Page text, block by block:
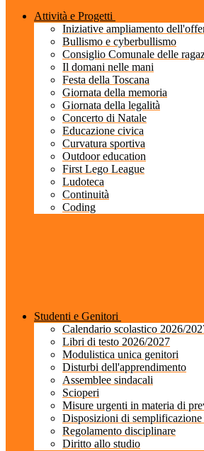
Attività e Progetti
Iniziative ampliamento
Bullismo e cyberbullismo
Consiglio Comunale delle
Il domani nelle mani
Festa della Toscana
Giornata della memoria
Giornata della legalità
Concerto di Natale
Educazione civica
Curvatura sportiva
Outdoor education
First Lego League
Ludoteca
Continuità
Coding
Studenti e Genitori
Calendario scolastico 2026/
Libri di testo 2026/2027
Modulistica unica genitori
Disturbi dell'apprendimento
Assemblee sindacali
Scioperi
Misure urgenti in materia di
Disposizioni di
Regolamento disciplinare
Diritto allo studio